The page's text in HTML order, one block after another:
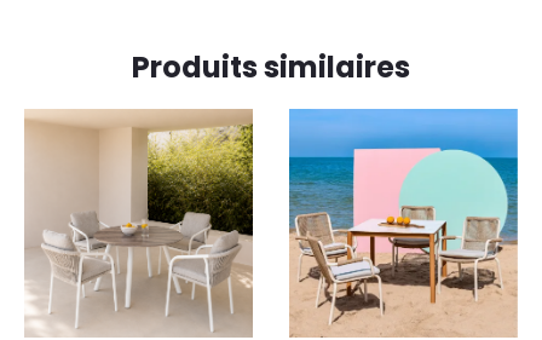
Produits similaires